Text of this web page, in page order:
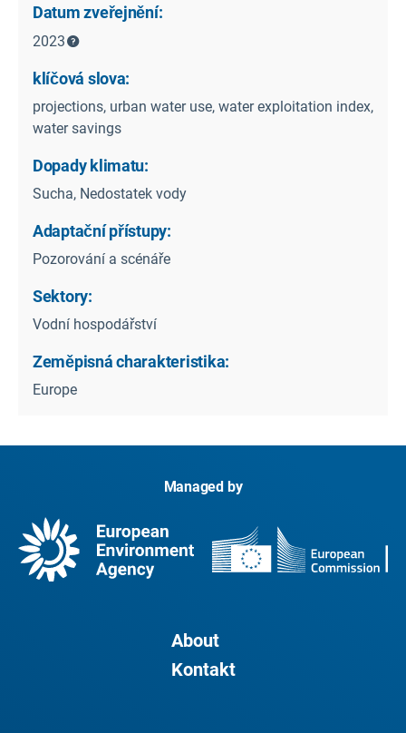
Datum zveřejnění:
2023
klíčová slova:
projections, urban water use, water exploitation index,
water savings
Dopady klimatu:
Sucha, Nedostatek vody
Adaptační přístupy:
Pozorování a scénáře
Sektory:
Vodní hospodářství
Zeměpisná charakteristika:
Europe
Managed by
About
Kontakt